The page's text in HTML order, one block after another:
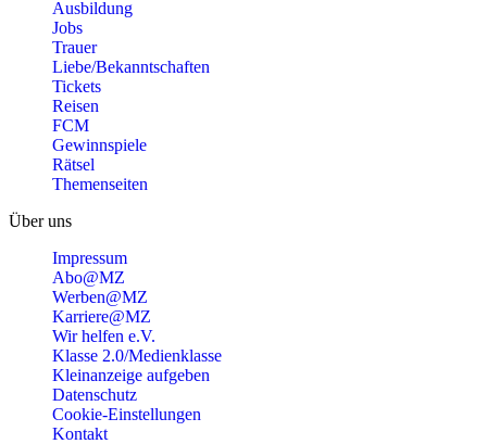
Ausbildung
Jobs
Trauer
Liebe/Bekanntschaften
Tickets
Reisen
FCM
Gewinnspiele
Rätsel
Themenseiten
Über uns
Impressum
Abo@MZ
Werben@MZ
Karriere@MZ
Wir helfen e.V.
Klasse 2.0/Medienklasse
Kleinanzeige aufgeben
Datenschutz
Cookie-Einstellungen
Kontakt